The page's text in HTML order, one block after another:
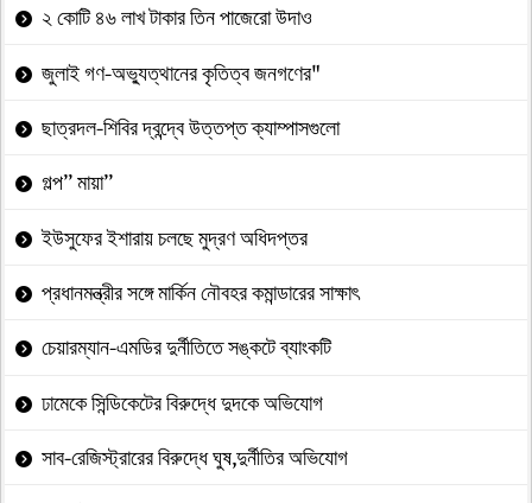
২ কোটি ৪৬ লাখ টাকার তিন পাজেরো উদাও
জুলাই গণ-অভ্যুত্থানের কৃতিত্ব জনগণের"
ছাত্রদল-শিবির দ্বন্দ্বে উত্তপ্ত ক্যাম্পাসগুলো
গল্প” মায়া”
ইউসুফের ইশারায় চলছে মুদ্রণ অধিদপ্তর
প্রধানমন্ত্রীর সঙ্গে মার্কিন নৌবহর কমান্ডারের সাক্ষাৎ
চেয়ারম্যান-এমডির দুর্নীতিতে সঙ্কটে ব্যাংকটি
ঢামেকে সিন্ডিকেটের বিরুদ্ধে দুদকে অভিযোগ
সাব-রেজিস্ট্রারের বিরুদ্ধে ঘুষ,দুর্নীতির অভিযোগ